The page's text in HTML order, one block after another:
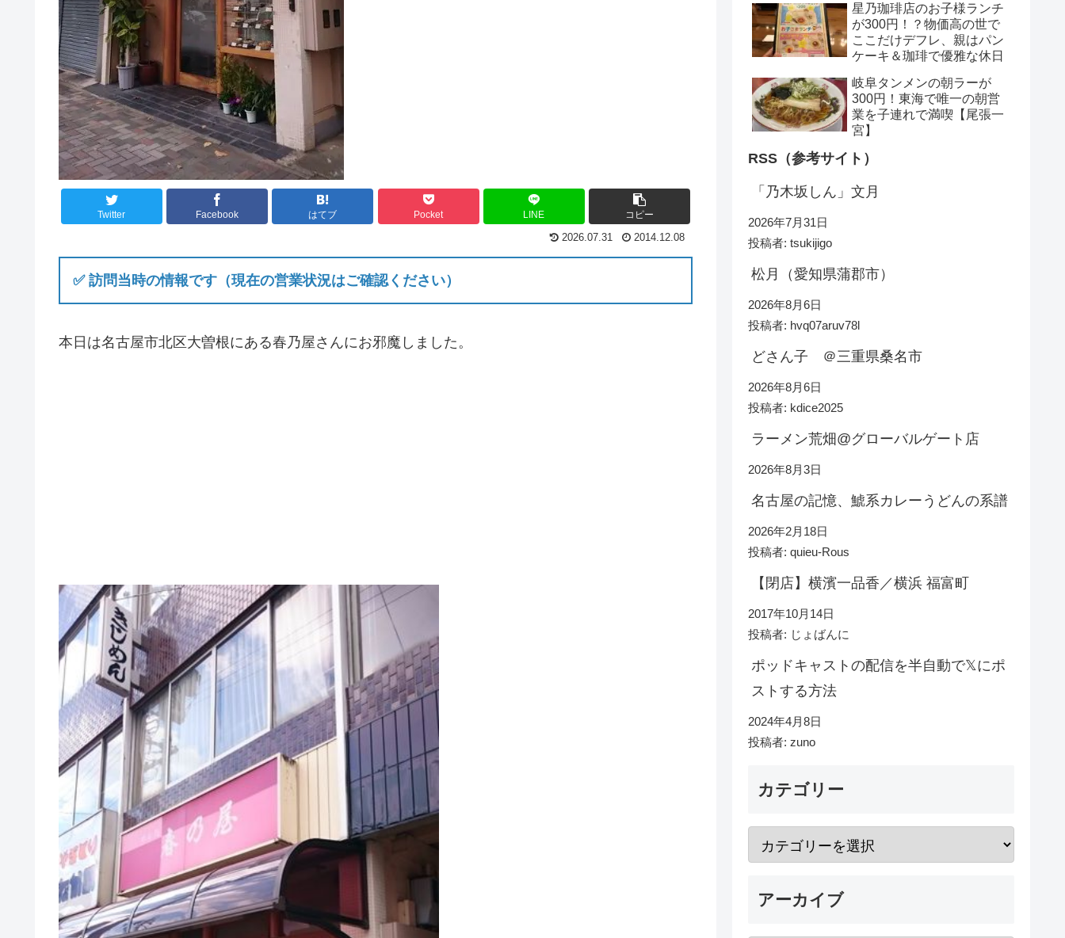
Twitter Facebook はてブ Pocket LINE コピー
2026.07.31 2014.12.08
✅ 訪問当時の情報です（現在の営業状況はご確認ください）
本日は名古屋市北区大曽根にある春乃屋さんにお邪魔しました。
星乃珈琲店のお子様ランチ
が300円！？物価高の世で
ここだけデフレ、親はパン
ケーキ＆珈琲で優雅な休日
岐阜タンメンの朝ラーが
300円！東海で唯一の朝営
業を子連れで満喫【尾張一
宮】
RSS（参考サイト）
「乃木坂しん」文月
2026年7月31日
投稿者: tsukijigo
松月（愛知県蒲郡市）
2026年8月6日
投稿者: hvq07aruv78l
どさん子 ＠三重県桑名市
2026年8月6日
投稿者: kdice2025
ラーメン荒畑@グローバルゲート店
2026年8月3日
名古屋の記憶、鯱系カレーうどんの系譜
2026年2月18日
投稿者: quieu-Rous
【閉店】横濱一品香／横浜 福富町
2017年10月14日
投稿者: じょばんに
ポッドキャストの配信を半自動で𝕏にポ
ストする方法
2024年4月8日
投稿者: zuno
カテゴリー
アーカイブ